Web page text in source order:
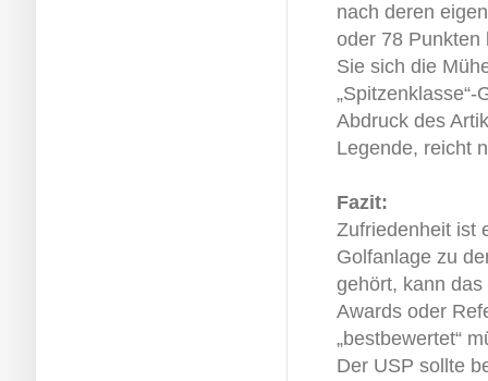
nach deren
oder 78 Punkten
Sie sich die
Abdruck des
Legende, reicht
Fazit:
Zufriedenheit ist
Golfanlage zu
gehört, kann
Awards oder
„bestbewertet“
Der USP sollte